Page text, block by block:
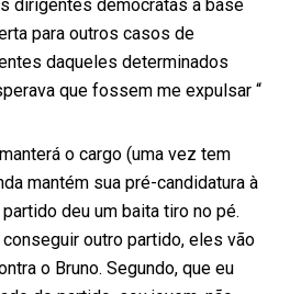
dirigentes democratas à base
para outros casos de
daqueles determinados
que fossem me expulsar “
o cargo (uma vez tem
mantém sua pré-candidatura à
deu um baita tiro no pé.
outro partido, eles vão
o Bruno. Segundo, que eu